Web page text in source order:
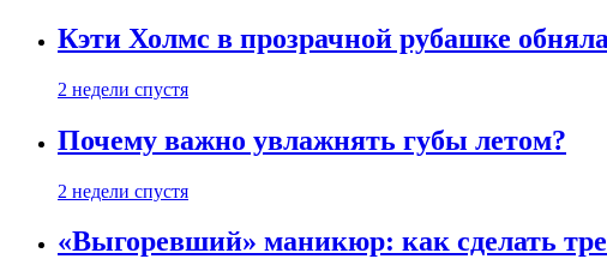
Кэти Холмс в прозрачной рубашке
2 недели спустя
Почему важно увлажнять губы летом?
2 недели спустя
«Выгоревший» маникюр: как сделать